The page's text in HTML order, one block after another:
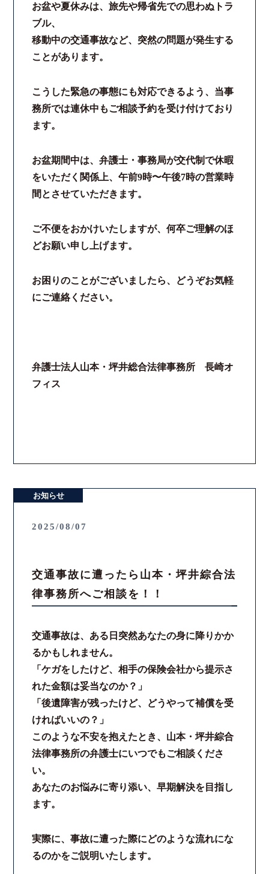
お盆や夏休みは、旅先や帰省先での思わぬトラ
ブル、
移動中の交通事故など、突然の問題が発生する
ことがあります。
こうした緊急の事態にも対応できるよう、当事
務所では連休中もご相談予約を受け付けており
ます。
お盆期間中は、弁護士・事務局が交代制で休暇
をいただく関係上、午前9時〜午後7時の営業時
間とさせていただきます。
ご不便をおかけいたしますが、何卒ご理解のほ
どお願い申し上げます。
お困りのことがございましたら、どうぞお気軽
にご連絡ください。
弁護士法人山本・坪井総合法律事務所 長崎オ
フィス
お知らせ
2025/08/07
交通事故に遭ったら山本・坪井綜合法
律事務所へご相談を！！
交通事故は、ある日突然あなたの身に降りかか
るかもしれません。
「ケガをしたけど、相手の保険会社から提示さ
れた金額は妥当なのか？」
「後遺障害が残ったけど、どうやって補償を受
ければいいの？」
このような不安を抱えたとき、山本・坪井綜合
法律事務所の弁護士にいつでもご相談くださ
い。
あなたのお悩みに寄り添い、早期解決を目指し
ます。
実際に、事故に遭った際にどのような流れにな
るのかをご説明いたします。